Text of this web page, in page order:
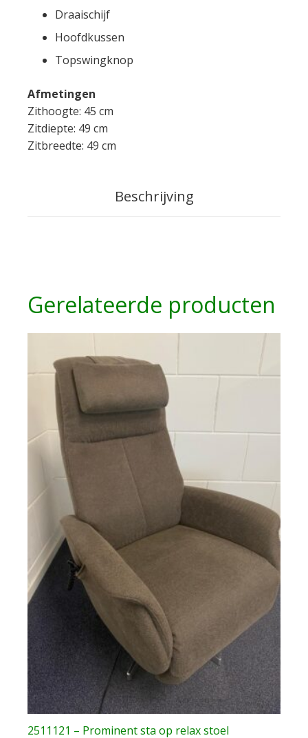
Draaischijf
Hoofdkussen
Topswingknop
Afmetingen
Zithoogte: 45 cm
Zitdiepte: 49 cm
Zitbreedte: 49 cm
Beschrijving
Gerelateerde producten
2511121 – Prominent sta op relax stoel